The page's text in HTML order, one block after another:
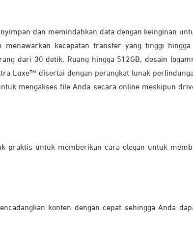
dan memindahkan data dengan keinginan
kecepatan transfer yang tinggi
dari 30 detik. Ruang hingga 512GB, desain
Luxe™ disertai dengan perangkat lunak
mengakses file Anda secara online meskipun
praktis untuk memberikan cara elegan untuk
konten dengan cepat sehingga Anda